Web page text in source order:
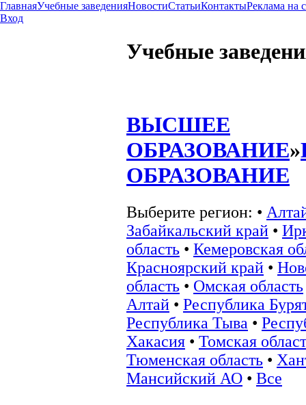
ГлавнаяУчебные заведенияНовостиСтатьиКонтактыРеклама на
Вход
Учебные
ВЫСШЕЕ
ОБРАЗОВАНИЕ»
ОБРАЗОВАНИЕ
Выберите регион: •
Забайкальский край •
область • Кемеровская
Красноярский край •
область • Омская область
Алтай • Республика
Республика Тыва •
Хакасия • Томская
Тюменская область •
Мансийский АО • Все